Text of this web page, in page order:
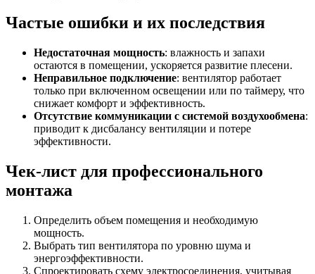
Частые ошибки и их последствия
Недостаточная мощность: влажность и запахи
остаются в помещении, ускоряется развитие плесени.
Неправильное подключение: вентилятор работает
только при включенном освещении или по таймеру, что
снижает комфорт и эффективность.
Отсутствие коммуникации с системой воздухообмена:
приводит к дисбалансу вентиляции и потере
эффективности.
Чек-лист для профессионального
монтажа
Определить объем помещения и необходимую
мощность.
Выбрать тип вентилятора по уровню шума и
энергоэффективности.
Спроектировать схему электросоединения, учитывая